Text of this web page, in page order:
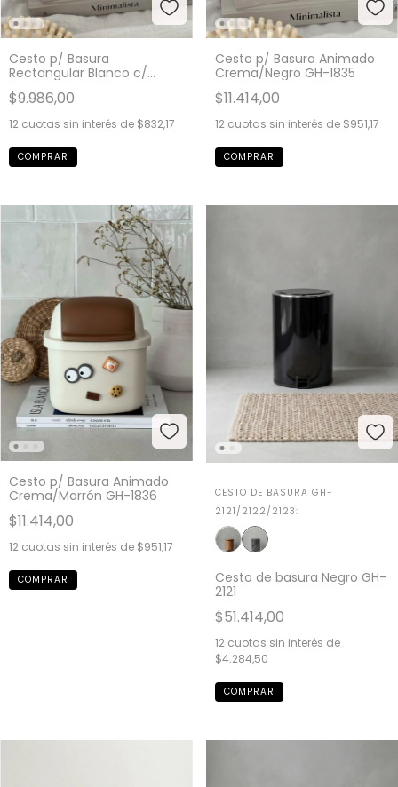
Cesto p/ Basura
Rectangular Blanco c/
$9.986,00
12 cuotas sin interés de $832,17
Cesto p/ Basura Animado
Crema/Negro GH-1835
$11.414,00
12 cuotas sin interés de $951,17
Cesto p/ Basura Animado
Crema/Marrón GH-1836
$11.414,00
12 cuotas sin interés de $951,17
CESTO DE BASURA GH-
2121/2122/2123:
Cesto de basura Negro GH-
2121
$51.414,00
12 cuotas sin interés de
$4.284,50